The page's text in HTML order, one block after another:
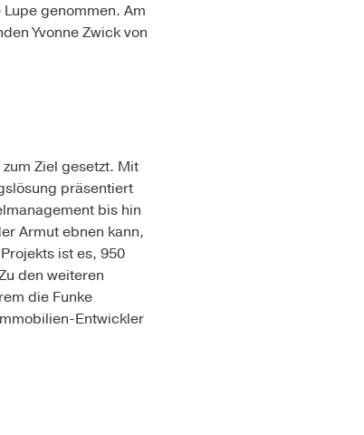
genommen. Am
Yvonne Zwick von
Ziel gesetzt. Mit
präsentiert
bis hin
Armut ebnen kann,
ist es, 950
den weiteren
die Funke
Entwickler